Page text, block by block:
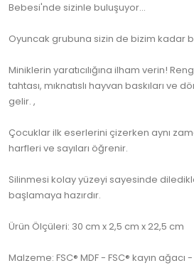
Bebesi'nde sizinle buluşuyor...
Oyuncak grubuna sizin de bizim kadar
Miniklerin yaratıcılığına ilham verin!
tahtası, mıknatıslı hayvan baskıları ve
gelir. ,
Çocuklar ilk eserlerini çizerken aynı
harfleri ve sayıları öğrenir.
Silinmesi kolay yüzeyi sayesinde
başlamaya hazırdır.
Ürün Ölçüleri: 30 cm x 2,5 cm x 22,5 cm
Malzeme: FSC® MDF - FSC® kayın ağacı